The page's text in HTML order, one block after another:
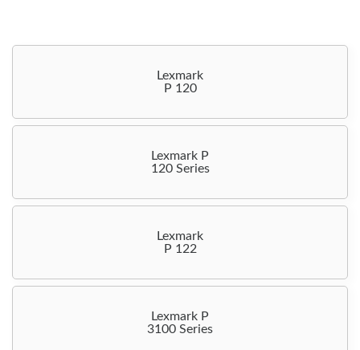
Lexmark
P 120
Lexmark P
120 Series
Lexmark
P 122
Lexmark P
3100 Series